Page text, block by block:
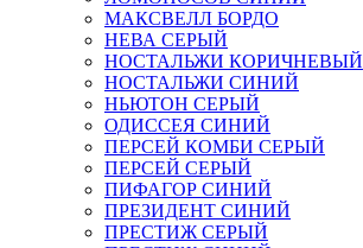
МАКСВЕЛЛ БОРДО
НЕВА СЕРЫЙ
НОСТАЛЬЖИ КОРИЧНЕВЫЙ
НОСТАЛЬЖИ СИНИЙ
НЬЮТОН СЕРЫЙ
ОДИССЕЯ СИНИЙ
ПЕРСЕЙ КОМБИ СЕРЫЙ
ПЕРСЕЙ СЕРЫЙ
ПИФАГОР СИНИЙ
ПРЕЗИДЕНТ СИНИЙ
ПРЕСТИЖ СЕРЫЙ